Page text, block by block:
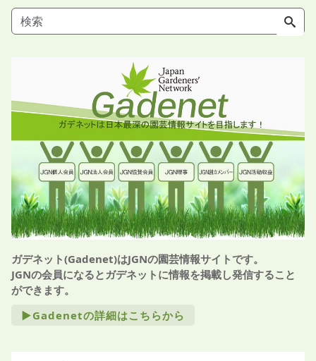
ガデネット(Gadenet)はJGNの園芸情報サイトです。
JGNの会員になるとガデネットに情報を掲載し発信すること
ができます。
►Gadenetの詳細はこちらから